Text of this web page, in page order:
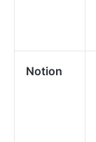
Notion